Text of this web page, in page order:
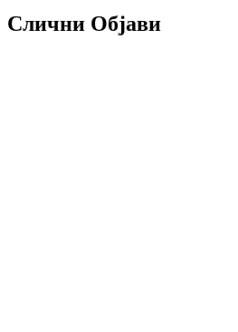
Слични Објави